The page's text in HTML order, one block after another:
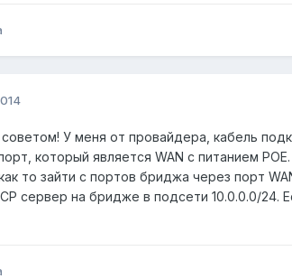
У меня от провайдера, кабель
который является WAN с питанием
то зайти с портов бриджа через порт
сервер на бридже в подсети 10.0.0.0/